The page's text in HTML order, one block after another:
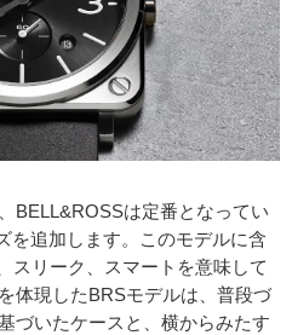
BELL&ROSSは定番となってい
を追加します。このモデルに含
スリーク、スマートを意味して
体現したBRSモデルは、普段づ
づいたケースと、横からみたす